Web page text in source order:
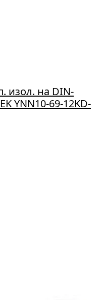
изол. на DIN-
YNN10-69-12KD-